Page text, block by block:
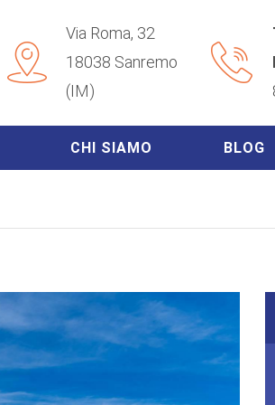
Via Roma, 32
18038 Sanremo
(IM)
CHI SIAMO BLOG